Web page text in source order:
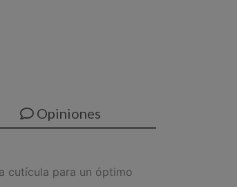
Opiniones
cutícula para un óptimo